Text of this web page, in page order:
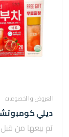
العروض و الخصومات
تم بيعها من قبل